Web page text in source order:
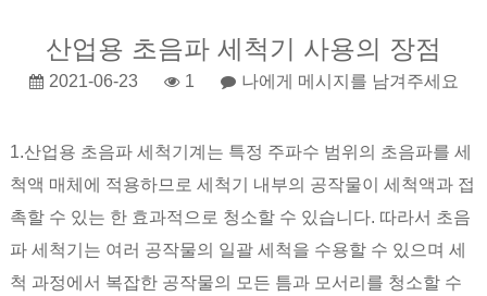
산업용 초음파 세척기 사용의 장점​
2021-06-23 1 나에게 메시지를 남겨주세요
1.산업용 초음파 세척기계는 특정 주파수 범위의 초음파를 세
척액 매체에 적용하므로 세척기 내부의 공작물이 세척액과 접
촉할 수 있는 한 효과적으로 청소할 수 있습니다. 따라서 초음
파 세척기는 여러 공작물의 일괄 세척을 수용할 수 있으며 세
척 과정에서 복잡한 공작물의 모든 틈과 모서리를 청소할 수